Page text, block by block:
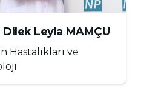
bulunan kişinin kanına
hasta ile korunma
Dilek Leyla MAMÇU
Hastalıkları ve